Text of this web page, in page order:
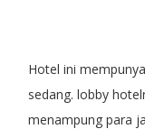
Hotel ini
sedang. lobby
menampung para